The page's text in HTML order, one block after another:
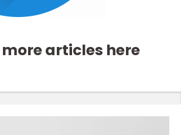
more articles here